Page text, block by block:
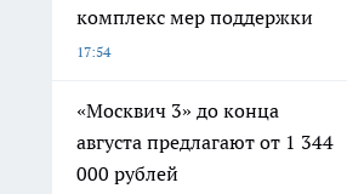
комплекс мер поддержки
17:54
«Москвич 3» до конца
августа предлагают от 1 344
000 рублей